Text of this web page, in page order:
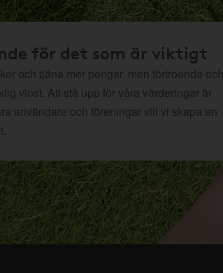
för det som är viktigt
och tjäna mer pengar, men förtroende och
vinst. Att stå upp för våra värderingar är
användare och föreningar vill vi skapa en